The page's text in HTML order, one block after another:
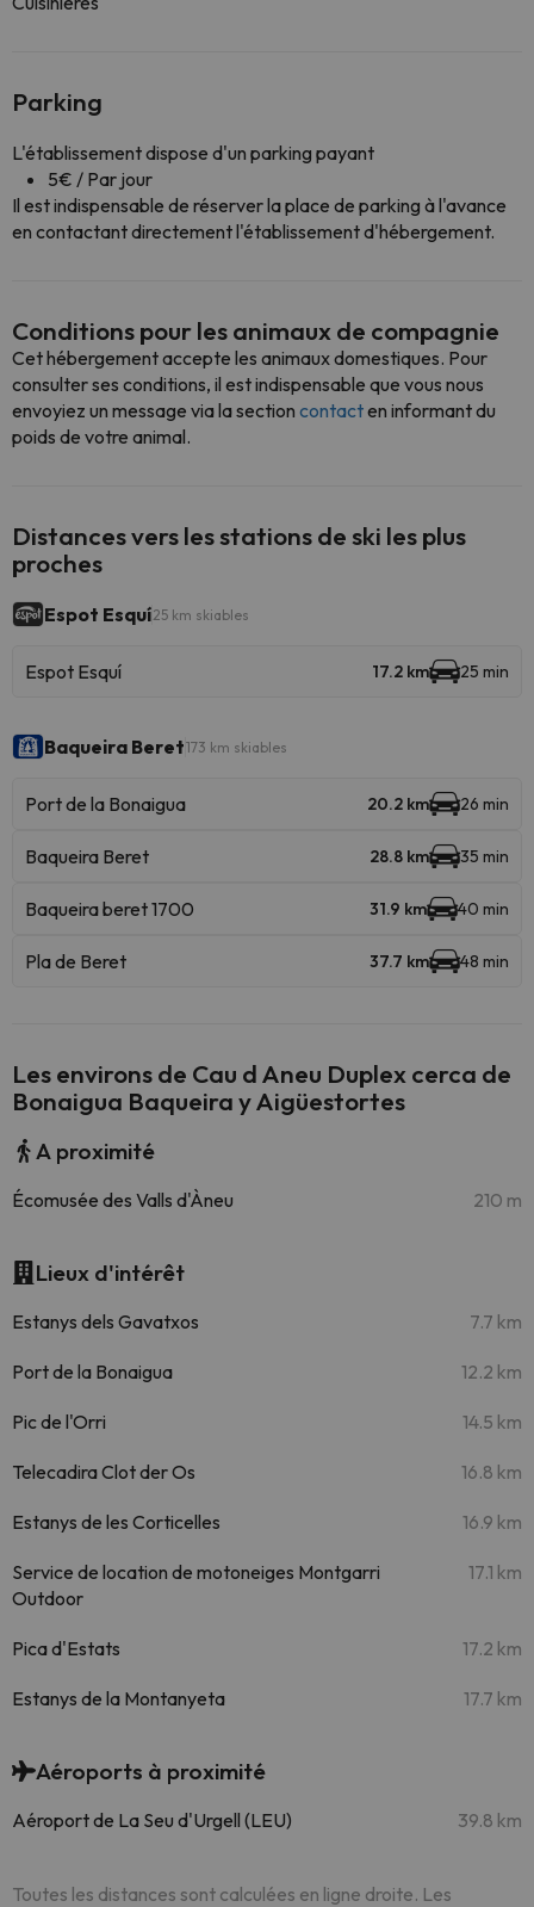
Parking
L'établissement dispose d'un parking payant
5€ / Par jour
Il est indispensable de réserver la place de parking à l'avance
en contactant directement l'établissement d'hébergement.
Conditions pour les animaux de compagnie
Cet hébergement accepte les animaux domestiques. Pour
consulter ses conditions, il est indispensable que vous nous
envoyiez un message via la section contacten informant du
poids de votre animal.
Distances vers les stations de ski les plus
proches
Espot Esquí25 km skiables
Espot Esquí 17.2 km 25 min
Baqueira Beret173 km skiables
Port de la Bonaigua 20.2 km 26 min
Baqueira Beret 28.8 km 35 min
Baqueira beret 1700 31.9 km 40 min
Pla de Beret 37.7 km 48 min
Les environs de Cau d Aneu Duplex cerca de
Bonaigua Baqueira y Aigüestortes
A proximité
Écomusée des Valls d'Àneu 210 m
Lieux d'intérêt
Estanys dels Gavatxos 7.7 km
Port de la Bonaigua 12.2 km
Pic de l'Orri 14.5 km
Telecadira Clot der Os 16.8 km
Estanys de les Corticelles 16.9 km
Service de location de motoneiges Montgarri
Outdoor
17.1 km
Pica d'Estats 17.2 km
Estanys de la Montanyeta 17.7 km
Aéroports à proximité
Aéroport de La Seu d'Urgell (LEU) 39.8 km
Toutes les distances sont calculées en ligne droite. Les